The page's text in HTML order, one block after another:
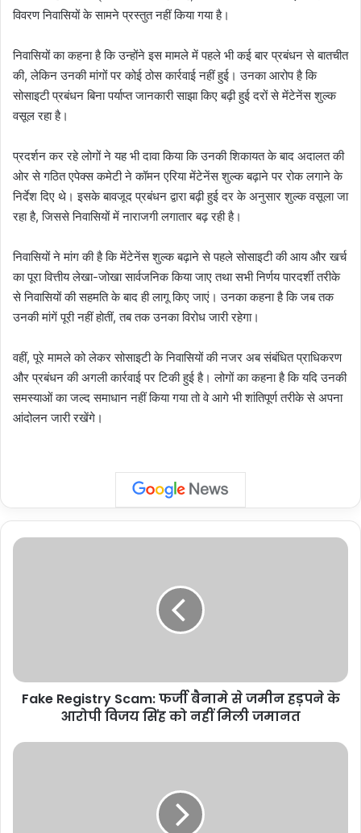
विवरण निवासियों के सामने प्रस्तुत नहीं किया गया है।
निवासियों का कहना है कि उन्होंने इस मामले में पहले भी कई बार प्रबंधन से बातचीत
की, लेकिन उनकी मांगों पर कोई ठोस कार्रवाई नहीं हुई। उनका आरोप है कि
सोसाइटी प्रबंधन बिना पर्याप्त जानकारी साझा किए बढ़ी हुई दरों से मेंटेनेंस शुल्क
वसूल रहा है।
प्रदर्शन कर रहे लोगों ने यह भी दावा किया कि उनकी शिकायत के बाद अदालत की
ओर से गठित एपेक्स कमेटी ने कॉमन एरिया मेंटेनेंस शुल्क बढ़ाने पर रोक लगाने के
निर्देश दिए थे। इसके बावजूद प्रबंधन द्वारा बढ़ी हुई दर के अनुसार शुल्क वसूला जा
रहा है, जिससे निवासियों में नाराजगी लगातार बढ़ रही है।
निवासियों ने मांग की है कि मेंटेनेंस शुल्क बढ़ाने से पहले सोसाइटी की आय और खर्च
का पूरा वित्तीय लेखा-जोखा सार्वजनिक किया जाए तथा सभी निर्णय पारदर्शी तरीके
से निवासियों की सहमति के बाद ही लागू किए जाएं। उनका कहना है कि जब तक
उनकी मांगें पूरी नहीं होतीं, तब तक उनका विरोध जारी रहेगा।
वहीं, पूरे मामले को लेकर सोसाइटी के निवासियों की नजर अब संबंधित प्राधिकरण
और प्रबंधन की अगली कार्रवाई पर टिकी हुई है। लोगों का कहना है कि यदि उनकी
समस्याओं का जल्द समाधान नहीं किया गया तो वे आगे भी शांतिपूर्ण तरीके से अपना
आंदोलन जारी रखेंगे।
Fake
के
आरोपी
को
Fake Registry Scam: फर्जी बैनामे से जमीन हड़पने के
आरोपी विजय सिंह को नहीं मिली जमानत
Uttar